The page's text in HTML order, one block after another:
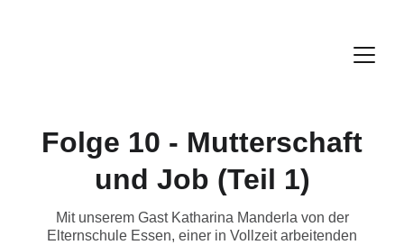
Folge 10 - Mutterschaft
und Job (Teil 1)
Mit unserem Gast Katharina Manderla von der
Elternschule Essen, einer in Vollzeit arbeitenden